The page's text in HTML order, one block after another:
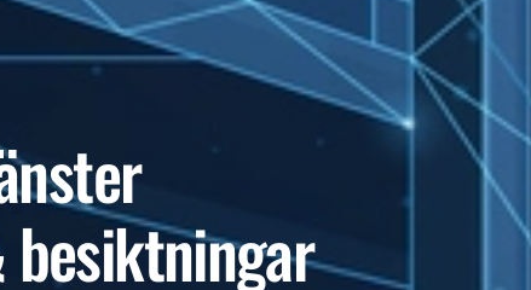
besiktningar